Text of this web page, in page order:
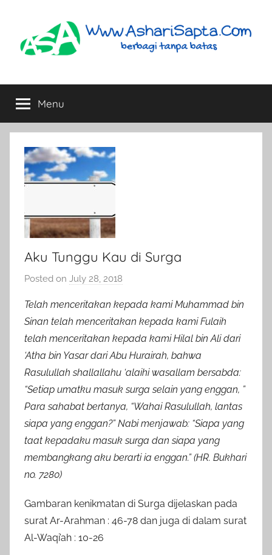
content
AshariSapta.Com
Batas
Menu
Aku Tunggu Kau di Surga
Posted on July 28, 2018
a
d
m
i
n
Telah menceritakan kepada kami Muhammad bin
Sinan telah menceritakan kepada kami Fulaih
telah menceritakan kepada kami Hilal bin Ali dari
‘Atha bin Yasar dari Abu Hurairah, bahwa
Rasulullah shallallahu ‘alaihi wasallam bersabda:
“Setiap umatku masuk surga selain yang enggan, ”
Para sahabat bertanya, “Wahai Rasulullah, lantas
siapa yang enggan?” Nabi menjawab: “Siapa yang
taat kepadaku masuk surga dan siapa yang
membangkang aku berarti ia enggan.” (HR. Bukhari
no. 7280)
Gambaran kenikmatan di Surga dijelaskan pada
surat Ar-Arahman : 46-78 dan juga di dalam surat
Al-Waqi’ah : 10-26